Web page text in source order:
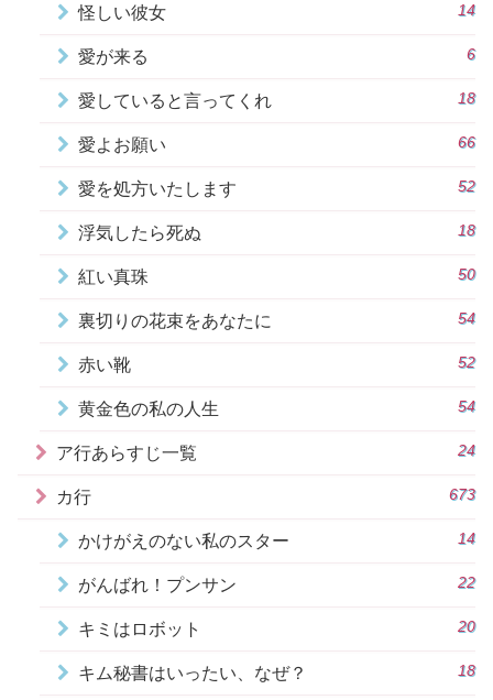
怪しい彼女 14
愛が来る 6
愛していると言ってくれ 18
愛よお願い 66
愛を処方いたします 52
浮気したら死ぬ 18
紅い真珠 50
裏切りの花束をあなたに 54
赤い靴 52
黄金色の私の人生 54
ア行あらすじ一覧 24
カ行 673
かけがえのない私のスター 14
がんばれ！プンサン 22
キミはロボット 20
キム秘書はいったい、なぜ？ 18